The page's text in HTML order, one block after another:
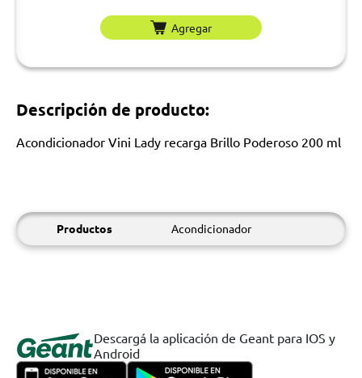
Agregar
Descripción de producto:
Acondicionador Vini Lady recarga Brillo Poderoso 200 ml
Productos Acondicionador
Descargá la aplicación de Geant para IOS y
Android